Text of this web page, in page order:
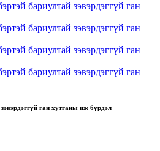
ган хутганы иж бүрдэл